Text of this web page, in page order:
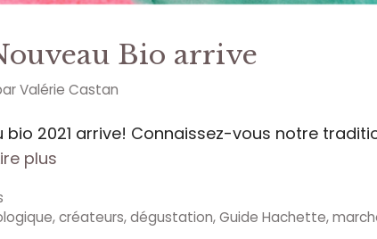
Bio arrive
Valérie Castan
bio 2021 arrive! Connaissez-vous notre
plus
,créateurs,dégustation,Guide Hachette,